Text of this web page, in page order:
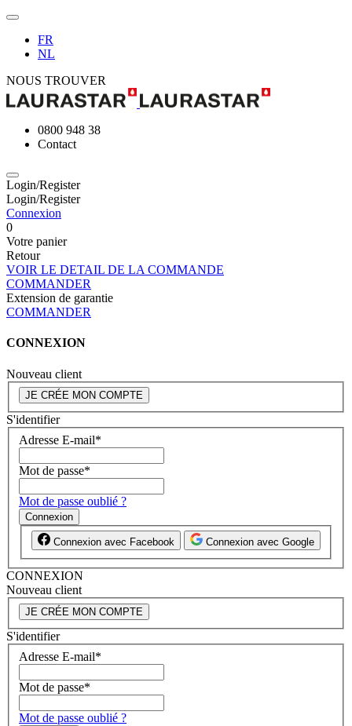
FR
NL
NOUS TROUVER
0800 948 38
Contact
Login/Register
Login/Register
Connexion
0
Votre panier
Retour
VOIR LE DETAIL DE LA COMMANDE
COMMANDER
Extension de garantie
COMMANDER
CONNEXION
Nouveau client
JE CRÉE MON COMPTE
S'identifier
Adresse E-mail*
Mot de passe*
Mot de passe oublié ?
Connexion
Connexion avec Facebook Connexion avec Google
CONNEXION
Nouveau client
JE CRÉE MON COMPTE
S'identifier
Adresse E-mail*
Mot de passe*
Mot de passe oublié ?